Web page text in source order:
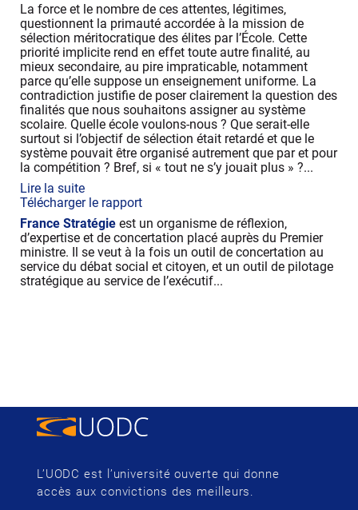
La force et le nombre de ces attentes, légitimes,
questionnent la primauté accordée à la mission de
sélection méritocratique des élites par l’École. Cette
priorité implicite rend en effet toute autre finalité, au
mieux secondaire, au pire impraticable, notamment
parce qu’elle suppose un enseignement uniforme. La
contradiction justifie de poser clairement la question des
finalités que nous souhaitons assigner au système
scolaire. Quelle école voulons-nous ? Que serait-elle
surtout si l’objectif de sélection était retardé et que le
système pouvait être organisé autrement que par et pour
la compétition ? Bref, si « tout ne s’y jouait plus » ?...
Lire la suite
Télécharger le rapport
France Stratégie est un organisme de réflexion,
d’expertise et de concertation placé auprès du Premier
ministre. Il se veut à la fois un outil de concertation au
service du débat social et citoyen, et un outil de pilotage
stratégique au service de l’exécutif...
L’UODC est l’université ouverte qui donne
accès aux convictions des meilleurs.